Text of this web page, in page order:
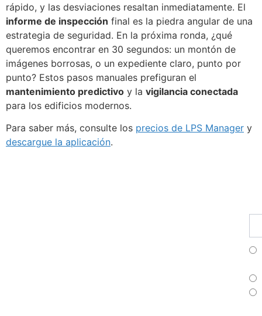
rápido, y las desviaciones resaltan inmediatamente. El
informe de inspección final es la piedra angular de una
estrategia de seguridad. En la próxima ronda, ¿qué
queremos encontrar en 30 segundos: un montón de
imágenes borrosas, o un expediente claro, punto por
punto? Estos pasos manuales prefiguran el
mantenimiento predictivo y la vigilancia conectada
para los edificios modernos.
Para saber más, consulte los precios de LPS Manager y
descargue la aplicación.